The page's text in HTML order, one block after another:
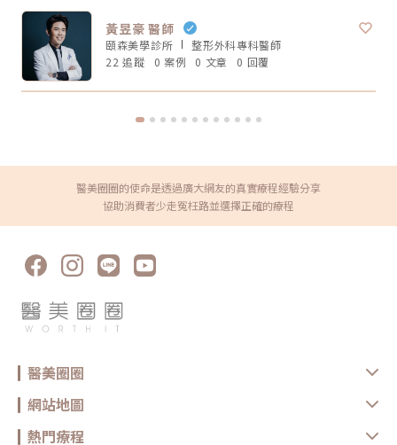
防初老、改善膚質鬆弛，可以先從電波或其他較溫和的保養型療程評估。若
已經有明顯輪廓下垂，也可以和醫師討論音波。但年齡不是唯一標準，皮膚
厚度、脂肪量、鬆弛程度更重要。Q4：電波音波可以取代拉皮手術嗎？不
能完全取代。電波音波適合輕度到中度鬆弛，屬於非侵入式抗老療程。如果
是非常明顯的皮膚鬆垂或組織下滑，仍可能需要評估手術或其他治療方式。
Q5：電波音波多久做一次？每個人的老化程度、儀器種類、能量設定和維
持需求不同，沒有固定答案。一般會由醫師依照膚況、年齡、預算與期待效
果規劃，不建議自己照網路頻率硬套。搞懂電波跟音波的差別，才能選對適
誰，也不是誰一定比較好。圈圈提醒，做療程前不要只看網路心得，也不要
先對！★溫馨提醒★小編要提醒大家，醫療並非單純的商業交易，所有的療
程都伴隨著風險。因此，作為消費者應該謹慎選擇合適的醫療方案，以確保
安全與健康。
「瞬間換臉」而是「慢慢變緊、變順、變精緻」做電波前需要注意什麼？無
論選無雙電波或鳳凰電波，療程前都建議注意以下幾點： 近期是否懷孕或
哺乳 是否有心律調節器或植入式電子裝置 施作區域是否有金屬植入物 是否
有嚴重皮膚發炎、傷口或感染 近期是否做過其他醫美療程 是否有蟹足腫或
特殊體質 是否正在服用影響皮膚修復的藥物這些資訊都應在諮詢時主動告
知醫療院所，即便是非侵入式療程，也不是每個人都適合做。做完電波後怎
麼保養？電波療程後，多數人不需要長時間恢復期，但仍建議做好基礎照
暖、烤箱 避免同時疊加刺激性保養品 依照院所指示安排回診或追蹤如果出
鳳凰電波偏向輪廓拉提與深層緊實。選擇重點應該是你的需求，而不是單看
療程定位不同，並非互相取代關係。若主要需求是膚質與輕度緊緻，無雙電
波可能適合；若主要需求是明顯輪廓拉提，鳳凰電波仍有其定位。Q3：無
雙電波適合年輕人嗎？若已開始出現膚質粗糙、毛孔、細紋或輕微鬆弛，無
雙電波可作為早期保養型選項。不過仍建議由專業醫師評估是否真的需要施
保養方式、能量設定與個人體質不同而有差異。多數電波療程並非永久效
果，通常需要定期保養。Q5：做完電波可以馬上化妝嗎？多數情況下恢復
期不長，但實際仍需依個人膚況與療程反應而定。若出現泛紅、敏感或熱
護。選對療程，比跟風更重要無雙電波與鳳凰電波各有優勢，前者偏向細緻
膚質與自然緊緻，後者則更聚焦在輪廓拉提與深層抗老。與其問「哪一個比
較厲害」，不如先釐清自己最在意的是膚質、鬆弛、輪廓，還是整體老化
時，也建議選擇原廠認證或合法合格的醫療院所，確認設備來源、探頭是否
為原廠正貨，以及操作人員是否具備相關經驗，這些都是影響療程安全與效
合自己的選擇。建議在施作前，先與專業醫療院所充分諮詢，了解自身膚
況、期待效果與可能限制，再做出更安心的決定。真正理想的變美，不是追
求一次到位，而是用正確的方式，讓自己一步一步變得更自然、精緻、又有
自信。鳳凰電波原廠認證診所：https://www.thermageflx.co/無雙電波原
黃昱豪 醫師
頤森美學診所 整形外科專科醫師
22 追蹤
0 案例 0 文章 0 回覆
醫美圈圈的使命是透過廣大網友的真實療程經驗分享
協助消費者少走冤枉路並選擇正確的療程
醫美圈圈
網站地圖
熱門療程